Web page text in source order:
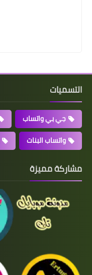
التسميات
جي بي واتساب
واتساب البنات
مشاركة مميزة